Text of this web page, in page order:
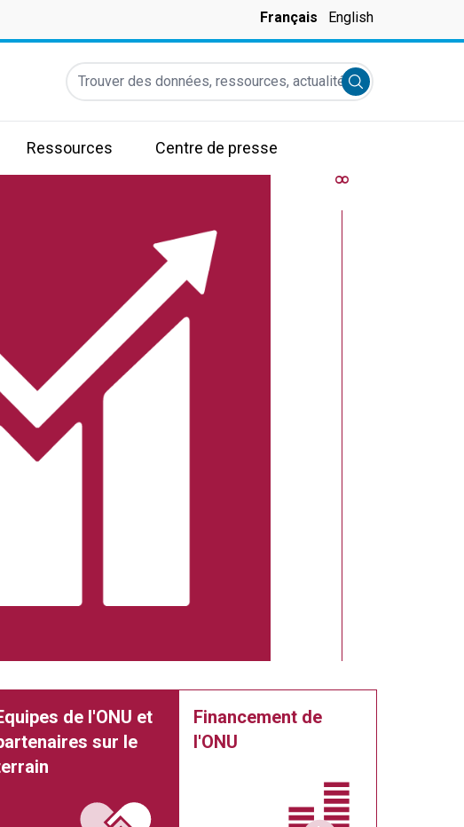
Français English
Trouver des données, ressources, actualités et autres
Submit search
Ressources Centre de presse
8
de l'ONU et
sur le
Financement de
l'ONU